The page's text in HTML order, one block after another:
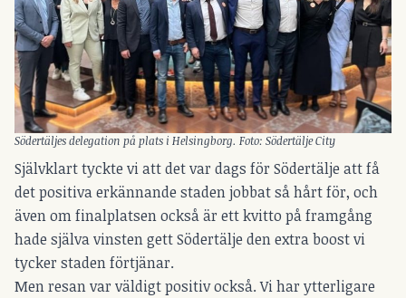
Södertäljes delegation på plats i Helsingborg. Foto: Södertälje City
Självklart tyckte vi att det var dags för Södertälje att få
det positiva erkännande staden jobbat så hårt för, och
även om finalplatsen också är ett kvitto på framgång
hade själva vinsten gett Södertälje den extra boost vi
tycker staden förtjänar.
Men resan var väldigt positiv också. Vi har ytterligare